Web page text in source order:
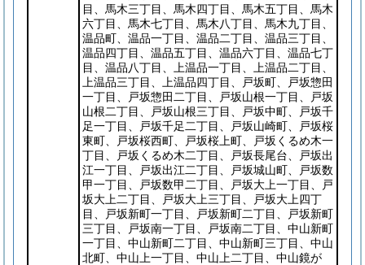
目、馬木三丁目、馬木四丁目、馬木五丁目、馬木
六丁目、馬木七丁目、馬木八丁目、馬木九丁目、
温品町、温品一丁目、温品二丁目、温品三丁目、
温品四丁目、温品五丁目、温品六丁目、温品七丁
目、温品八丁目、上温品一丁目、上温品二丁目、
上温品三丁目、上温品四丁目、戸坂町、戸坂惣田
一丁目、戸坂惣田二丁目、戸坂山根一丁目、戸坂
山根二丁目、戸坂山根三丁目、戸坂中町、戸坂千
足一丁目、戸坂千足二丁目、戸坂山崎町、戸坂桜
東町、戸坂桜西町、戸坂桜上町、戸坂くるめ木一
丁目、戸坂くるめ木二丁目、戸坂長尾台、戸坂出
江一丁目、戸坂出江二丁目、戸坂城山町、戸坂数
甲一丁目、戸坂数甲二丁目、戸坂大上一丁目、戸
坂大上二丁目、戸坂大上三丁目、戸坂大上四丁
目、戸坂新町一丁目、戸坂新町二丁目、戸坂新町
三丁目、戸坂南一丁目、戸坂南二丁目、中山新町
一丁目、中山新町二丁目、中山新町三丁目、中山
北町、中山上一丁目、中山上二丁目、中山鏡が